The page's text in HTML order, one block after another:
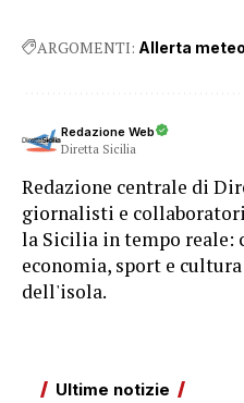
ARGOMENTI: Allerta
Redazione Web
Diretta Sicilia
Redazione centrale di
giornalisti e
la Sicilia in tempo reale:
economia, sport e
dell'isola.
Ultime notizie